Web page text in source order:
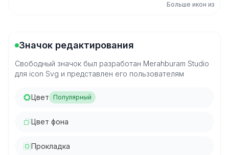
Больше икон из
Значок редактирования
Свободный значок был разработан Merahburam Studio
для icon Svg и представлен его пользователям
Цвет Популярный
Цвет фона
Прокладка